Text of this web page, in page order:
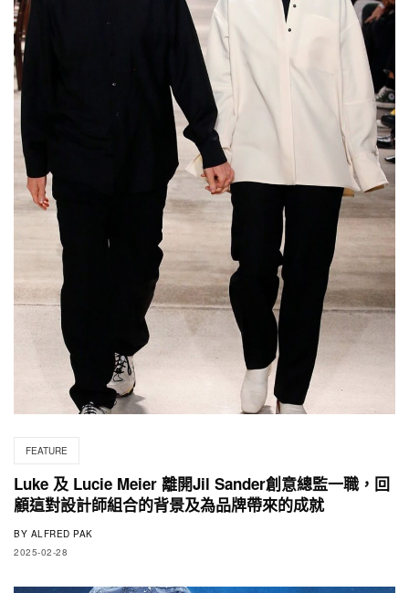
FEATURE
Luke 及 Lucie Meier 離開Jil Sander創意總監一職，回
顧這對設計師組合的背景及為品牌帶來的成就
BY ALFRED PAK
2025-02-28